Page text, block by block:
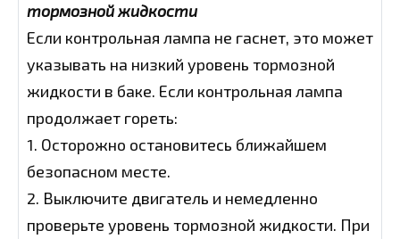
тормозной жидкости
Если контрольная лампа не гаснет, это может
указывать на низкий уровень тормозной
жидкости в баке. Если контрольная лампа
продолжает гореть:
1. Осторожно остановитесь ближайшем
безопасном месте.
2. Выключите двигатель и немедленно
проверьте уровень тормозной жидкости. При